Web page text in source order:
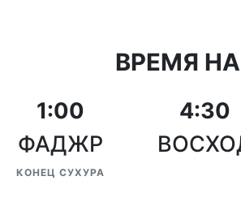
ВРЕМЯ
1:00
ФАДЖР
КОНЕЦ СУХУРА
4:30